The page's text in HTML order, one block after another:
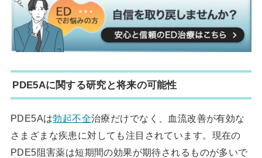
PDE5Aに関する研究と将来の可能性
PDE5Aは勃起不全治療だけでなく、血流改善が有効な
さまざまな疾患に対しても注目されています。現在の
PDE5阻害薬は短期間の効果が期待されるものが多いで